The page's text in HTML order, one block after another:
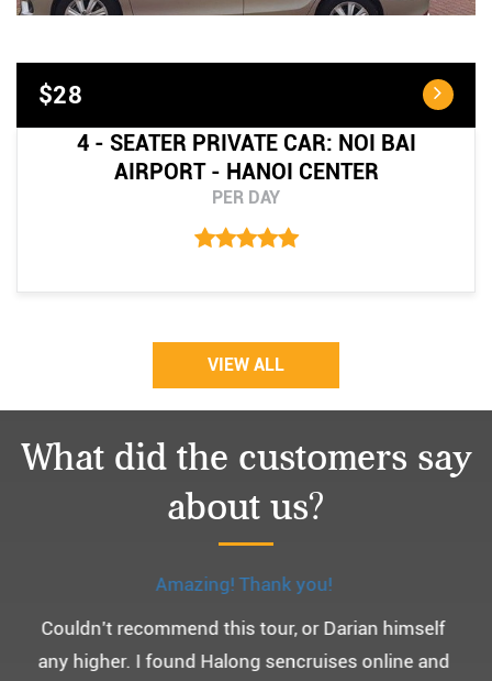
$28
4 - SEATER PRIVATE CAR: NOI BAI
AIRPORT - HANOI CENTER
PER DAY
VIEW ALL
What did the customers say
about us?
Monchery cruis, 즐거웠던 어머니 환갑여행~
어머니 환갑여행을 기념하여 하롱베이, 몽쉐리 크
루즈 여행을 다녀왔어요. ^^